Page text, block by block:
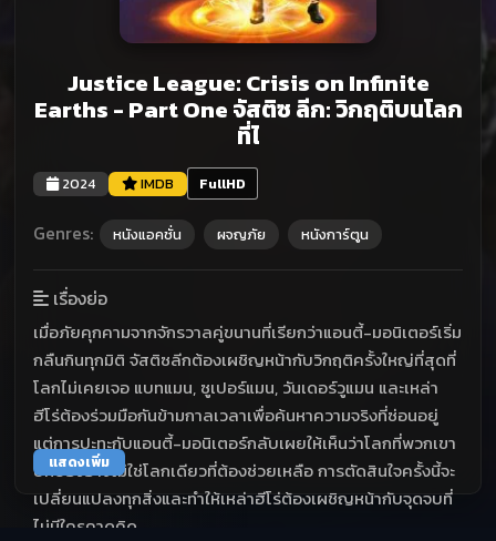
Justice League: Crisis on Infinite
Earths - Part One จัสติซ ลีก: วิกฤติบนโลก
ที่ไ
2024 IMDB FullHD
Genres: หนังแอคชั่น ผจญภัย หนังการ์ตูน
เรื่องย่อ
เมื่อภัยคุกคามจากจักรวาลคู่ขนานที่เรียกว่าแอนตี้-มอนิเตอร์เริ่ม
กลืนกินทุกมิติ จัสติซลีกต้องเผชิญหน้ากับวิกฤติครั้งใหญ่ที่สุดที่
โลกไม่เคยเจอ แบทแมน, ซูเปอร์แมน, วันเดอร์วูแมน และเหล่า
ฮีโร่ต้องร่วมมือกันข้ามกาลเวลาเพื่อค้นหาความจริงที่ซ่อนอยู่
แต่การปะทะกับแอนตี้-มอนิเตอร์กลับเผยให้เห็นว่าโลกที่พวกเขา
ปกป้องอาจไม่ใช่โลกเดียวที่ต้องช่วยเหลือ การตัดสินใจครั้งนี้จะ
เปลี่ยนแปลงทุกสิ่งและทำให้เหล่าฮีโร่ต้องเผชิญหน้ากับจุดจบที่
ไม่มีใครคาดคิด
แสดงเพิ่ม